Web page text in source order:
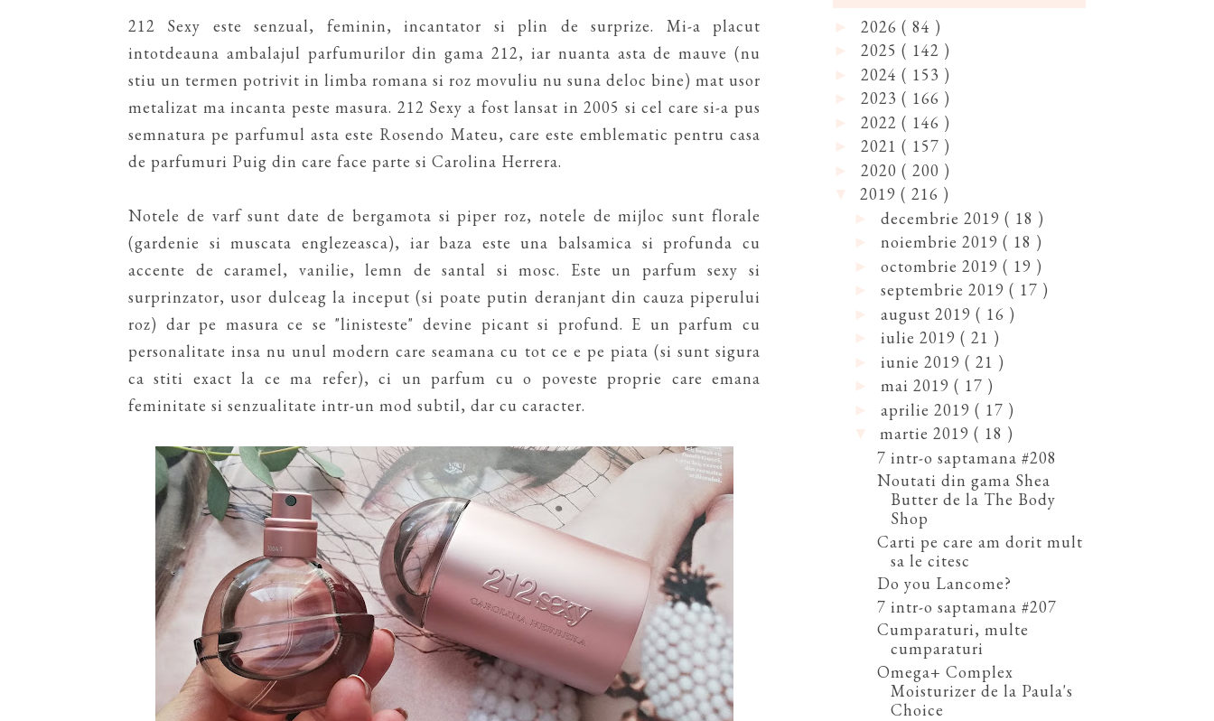
212 Sexy este senzual, feminin, incantator si plin de surprize. Mi-a placut
intotdeauna ambalajul parfumurilor din gama 212, iar nuanta asta de mauve (nu
stiu un termen potrivit in limba romana si roz movuliu nu suna deloc bine) mat usor
metalizat ma incanta peste masura. 212 Sexy a fost lansat in 2005 si cel care si-a pus
semnatura pe parfumul asta este Rosendo Mateu, care este emblematic pentru casa
de parfumuri Puig din care face parte si Carolina Herrera.
Notele de varf sunt date de bergamota si piper roz, notele de mijloc sunt florale
(gardenie si muscata englezeasca), iar baza este una balsamica si profunda cu
accente de caramel, vanilie, lemn de santal si mosc. Este un parfum sexy si
surprinzator, usor dulceag la inceput (si poate putin deranjant din cauza piperului
roz) dar pe masura ce se "linisteste" devine picant si profund. E un parfum cu
personalitate insa nu unul modern care seamana cu tot ce e pe piata (si sunt sigura
ca stiti exact la ce ma refer), ci un parfum cu o poveste proprie care emana
feminitate si senzualitate intr-un mod subtil, dar cu caracter.
2026 ( 84 )
2025 ( 142 )
2024 ( 153 )
2023 ( 166 )
2022 ( 146 )
2021 ( 157 )
2020 ( 200 )
2019 ( 216 )
decembrie 2019 ( 18 )
noiembrie 2019 ( 18 )
octombrie 2019 ( 19 )
septembrie 2019 ( 17 )
august 2019 ( 16 )
iulie 2019 ( 21 )
iunie 2019 ( 21 )
mai 2019 ( 17 )
aprilie 2019 ( 17 )
martie 2019 ( 18 )
7 intr-o saptamana #208
Noutati din gama Shea
Butter de la The Body
Shop
Carti pe care am dorit mult
sa le citesc
Do you Lancome?
7 intr-o saptamana #207
Cumparaturi, multe
cumparaturi
Omega+ Complex
Moisturizer de la Paula's
Choice